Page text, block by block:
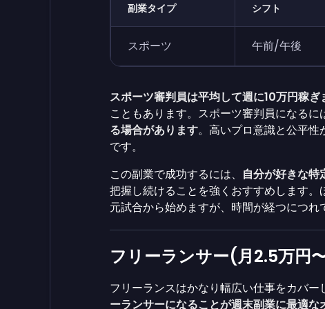
副業タイプ シフト
スポーツ 午前/午後
スポーツ審判員は平均して週に10万円稼ぎ
こともあります。スポーツ審判員になるに
る場合があります。高いプロ意識と公平性
です。
この副業で成功するには、 自分が好きな特
把握し続けることを強くおすすめします
元試合から始めますが、時間が経つにつれ
フリーランサー(月2.5万円
フリーランスはかなり幅広い仕事をカバー
ーランサーになることが週末副業に最適な